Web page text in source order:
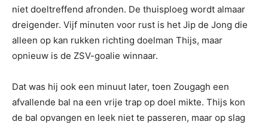
niet doeltreffend afronden. De thuisploeg wordt almaar
dreigender. Vijf minuten voor rust is het Jip de Jong die
alleen op kan rukken richting doelman Thijs, maar
opnieuw is de ZSV-goalie winnaar.
Dat was hij ook een minuut later, toen Zougagh een
afvallende bal na een vrije trap op doel mikte. Thijs kon
de bal opvangen en leek niet te passeren, maar op slag